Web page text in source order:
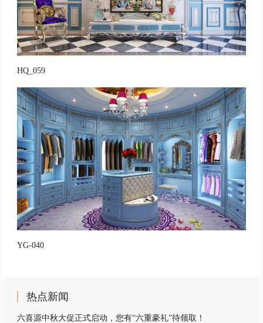
HQ_059
YG-040
热点新闻
六喜源中秋大促正式启动，您有“六重豪礼”待领取！